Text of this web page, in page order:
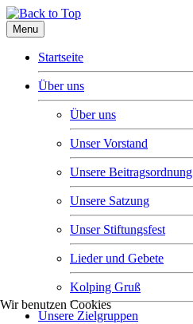
Menu
Startseite
Über uns
Über uns
Unser Vorstand
Unsere Beitragsordnung
Unsere Satzung
Unser Stiftungsfest
Lieder und Gebete
Kolping Gruß
Unsere Zielgruppen
Wir benutzen Cookies